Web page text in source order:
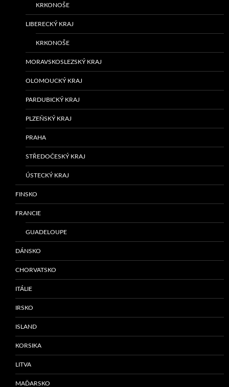
KRKONOŠE
LIBERECKÝ KRAJ
KRKONOŠE
MORAVSKOSLEZSKÝ KRAJ
OLOMOUCKÝ KRAJ
PARDUBICKÝ KRAJ
PLZEŇSKÝ KRAJ
PRAHA
STŘEDOČESKÝ KRAJ
ÚSTECKÝ KRAJ
FINSKO
FRANCIE
GUADELOUPE
DÁNSKO
CHORVATSKO
ITÁLIE
IRSKO
ISLAND
KORSIKA
LITVA
MAĎARSKO